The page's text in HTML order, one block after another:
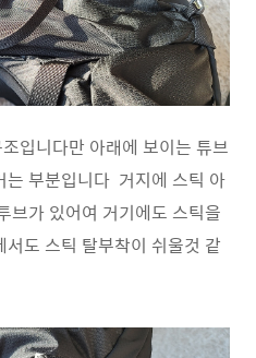
입니다만 아래에 보이는 튜브
는 부분입니다 거지에 스틱 아
브가 있어여 거기에도 스틱을
도 스틱 탈부착이 쉬울것 같